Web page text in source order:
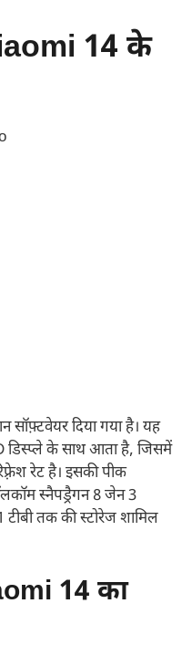
14 के
सॉफ़्टवेयर दिया गया है। यह
के साथ आता है, जिसमें
रेट है। इसकी पीक
स्नैपड्रैगन 8 जेन 3
तक की स्टोरेज शामिल
14 का